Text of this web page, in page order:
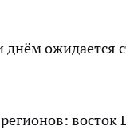
ожидается
восток